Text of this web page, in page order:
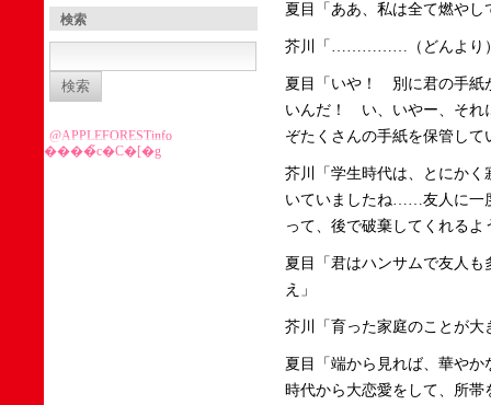
検索
検
@APPLEFORESTinfo
����̃c�C�[�g
夏目「ああ、私は全て燃や
芥川「……………（どんより
夏目「いや！ 別に君の手紙
いんだ！ い、いやー、それ
ぞたくさんの手紙を保管して
芥川「学生時代は、とにか
いていましたね……友人に一
って、後で破棄してくれる
夏目「君はハンサムで友人
え」
芥川「育った家庭のことが
夏目「端から見れば、華や
時代から大恋愛をして、所